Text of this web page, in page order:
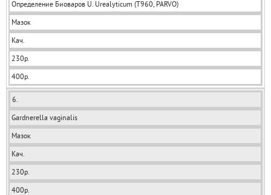
Определение Биоваров U. Urealyticum (T960, PARVO)
Мазок
Кач.
230р.
400р.
6.
Gardnerella vaginalis
Мазок
Кач.
230р.
400р.